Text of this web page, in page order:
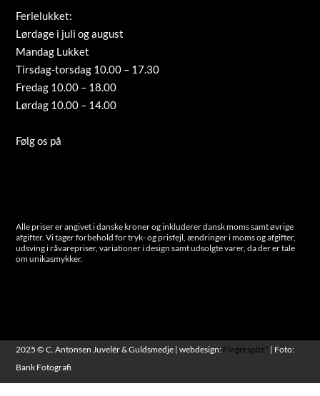
Ferielukket:
Lørdage i juli og august
Mandag Lukket
Tirsdag-torsdag 10.00 – 17.30
Fredag 10.00 – 18.00
Lørdag 10.00 – 14.00
Følg os på
Alle priser er angivet i danske kroner og inkluderer dansk moms samt øvrige
afgifter. Vi tager forbehold for tryk- og prisfejl, ændringer i moms og afgifter,
udsving i råvarepriser, variationer i design samt udsolgte varer, da der er tale
om unikasmykker.
2025 © C. Antonsen Juvelér & Guldsmedje | webdesign: Fingerspitz* | Foto:
Bank Fotografi